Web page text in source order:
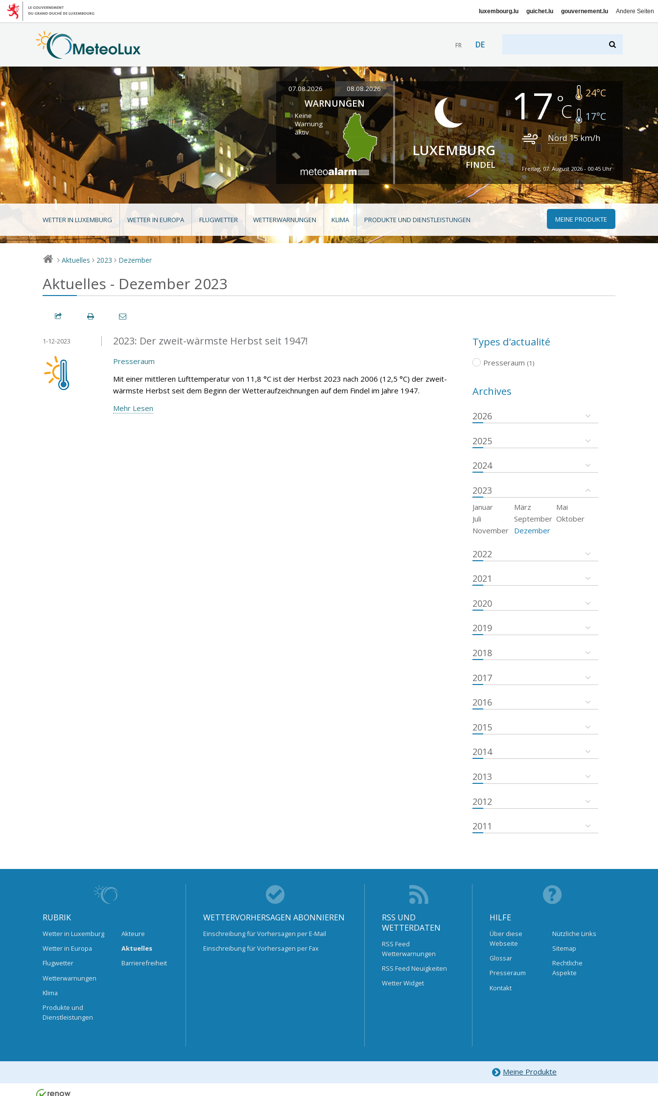
luxembourg.lu guichet.lu gouvernement.lu Andere Seiten
FR DE
07.08.2026 08.08.2026
WARNUNGEN
Keine
Warnung
aktiv
LUXEMBURG
FINDEL
17 24°C
17°C
Nord 15km/h
Freitag, 07. August 2026 - 00:45 Uhr
WETTER IN LUXEMBURG WETTER IN EUROPA FLUGWETTER WETTERWARNUNGEN KLIMA PRODUKTE UND DIENSTLEISTUNGEN MEINE PRODUKTE
> Aktuelles > 2023 > Dezember
Aktuelles - Dezember 2023
2023: Der zweit-wärmste Herbst seit 1947!
1-12-2023
Presseraum
Mit einer mittleren Lufttemperatur von 11,8 °C ist der Herbst 2023 nach 2006 (12,5 °C) der zweit-
wärmste Herbst seit dem Beginn der Wetteraufzeichnungen auf dem Findel im Jahre 1947.
Mehr Lesen
Types d'actualité
Presseraum (1)
Archives
2026
2025
2024
2023
Januar März
Mai
Juli
September Oktober
November
Dezember
2022
2021
2020
2019
2018
2017
2016
2015
2014
2013
2012
2011
RUBRIK
Wetter in Luxemburg
Wetter in Europa
Flugwetter
Wetterwarnungen
Klima
Produkte und
Dienstleistungen
Akteure
Aktuelles
Barrierefreiheit
WETTERVORHERSAGEN ABONNIEREN
Einschreibung für Vorhersagen per E-Mail
Einschreibung für Vorhersagen per Fax
RSS UND
WETTERDATEN
RSS Feed
Wetterwarnungen
RSS Feed Neuigkeiten
Wetter Widget
HILFE
Über diese
Webseite
Glossar
Presseraum
Kontakt
Nützliche Links
Sitemap
Rechtliche
Aspekte
Meine Produkte